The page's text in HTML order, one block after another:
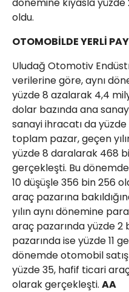
oldu.
OTOMOBİLDE YERLİ
Uludağ Otomotiv
verilerine göre, aynı
yüzde 8 azalarak 4,4
dolar bazında ana
sanayi ihracatı da yüzde
toplam pazar, geçen
yüzde 8 daralarak 468
gerçekleşti. Bu
10 düşüşle 356 bin 256
araç pazarına
yılın aynı dönemine
araç pazarında yüzde 2
pazarında ise yüzde 11
dönemde otomobil
yüzde 35, hafif ticari
olarak gerçekleşti. AA